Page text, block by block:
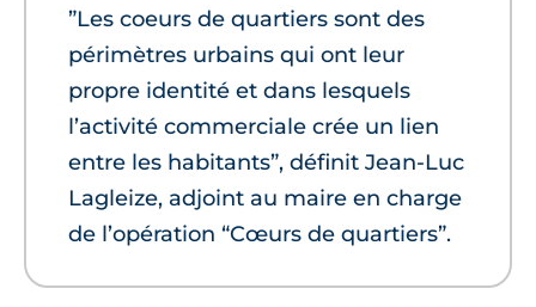
”Les coeurs de quartiers sont des
périmètres urbains qui ont leur
propre identité et dans lesquels
l’activité commerciale crée un lien
entre les habitants”, définit Jean-Luc
Lagleize, adjoint au maire en charge
de l’opération “Cœurs de quartiers”.